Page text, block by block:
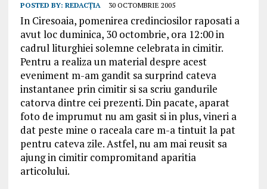
POSTED BY: REDACȚIA 30 OCTOMBRIE 2005
In Ciresoaia, pomenirea credinciosilor raposati a
avut loc duminica, 30 octombrie, ora 12:00 in
cadrul liturghiei solemne celebrata in cimitir.
Pentru a realiza un material despre acest
eveniment m-am gandit sa surprind cateva
instantanee prin cimitir si sa scriu gandurile
catorva dintre cei prezenti. Din pacate, aparat
foto de imprumut nu am gasit si in plus, vineri a
dat peste mine o raceala care m-a tintuit la pat
pentru cateva zile. Astfel, nu am mai reusit sa
ajung in cimitir compromitand aparitia
articolului.